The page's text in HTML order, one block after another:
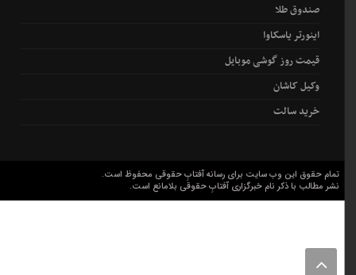
صندوق طلا
اینورتر یاسکاوا
قیمت روز گوشی موبایل
وکیل کاشان
خرید سالت
تمام حقوق این وب سایت برای رسانه آفتابِ حقوقی محفوظ است.
نشر مطالب با ذکر نام خبرگزاری آفتابِ حقوقی بلامانع است.